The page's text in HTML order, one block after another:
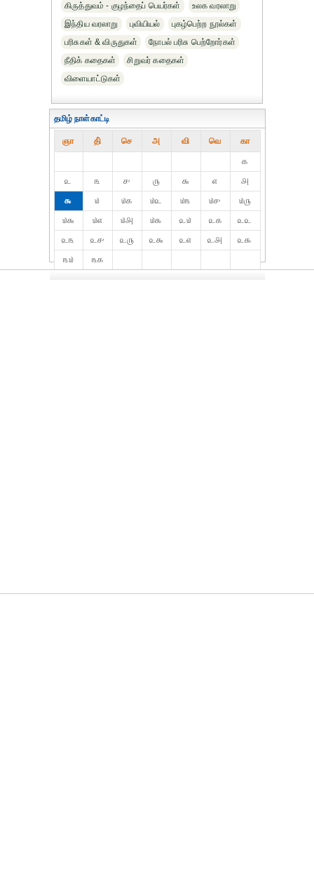
கிருத்துவம் - குழந்தைப் பெயர்கள்
உலக வரலாறு
இந்திய வரலாறு
புவியியல்
புகழ்பெற்ற நூல்கள்
பரிசுகள் & விருதுகள்
நோபல் பரிசு‎ பெற்றோர்‎கள்
நீதிக் கதைகள்
சிறுவர் கதைகள்
விளையாட்டுகள்
தமிழ் நாள்காட்டி
ஞா தி் செ அ வி வெ கா
௧
௨
௩ ௪ ௫ ௬ ௭
௮
௯
௰ ௰௧ ௰௨ ௰௩ ௰௪
௰௫
௰௬
௰௭ ௰௮ ௰௯ ௨௰ ௨௧
௨௨
௨௩
௨௪ ௨௫ ௨௬ ௨௭ ௨௮
௨௯
௩௰
௩௧